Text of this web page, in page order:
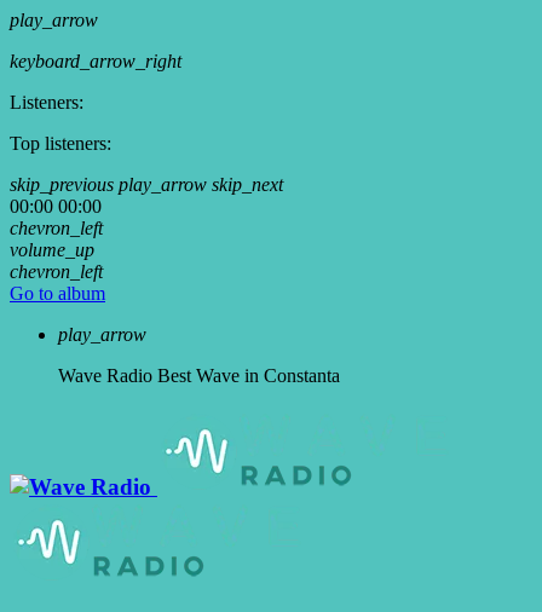
play_arrow
keyboard_arrow_right
Listeners:
Top listeners:
skip_previous play_arrow skip_next
00:00 00:00
chevron_left
volume_up
chevron_left
Go to album
play_arrow
Wave Radio Best Wave in Constanta